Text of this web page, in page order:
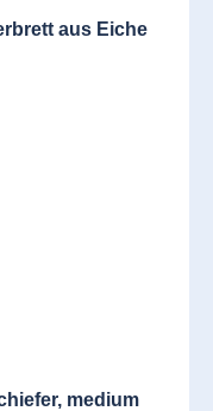
aus Eiche
medium